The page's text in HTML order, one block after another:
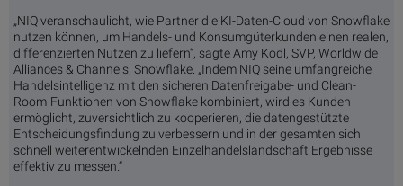
„NIQ veranschaulicht, wie Partner die KI-Daten-Cloud von Snowflake
nutzen können, um Handels- und Konsumgüterkunden einen realen,
differenzierten Nutzen zu liefern“, sagte Amy Kodl, SVP, Worldwide
Alliances & Channels, Snowflake. „Indem NIQ seine umfangreiche
Handelsintelligenz mit den sicheren Datenfreigabe- und Clean-
Room-Funktionen von Snowflake kombiniert, wird es Kunden
ermöglicht, zuversichtlich zu kooperieren, die datengestützte
Entscheidungsfindung zu verbessern und in der gesamten sich
schnell weiterentwickelnden Einzelhandelslandschaft Ergebnisse
effektiv zu messen.“